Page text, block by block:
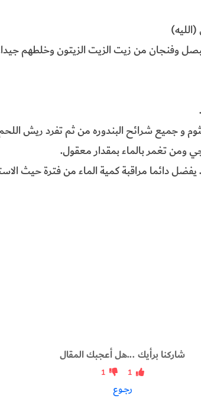
دائما مراقبة كمية الماء من فترة حيث
شاركنا برأيك ...هل أعجبك المقال
1
1
رجــوع